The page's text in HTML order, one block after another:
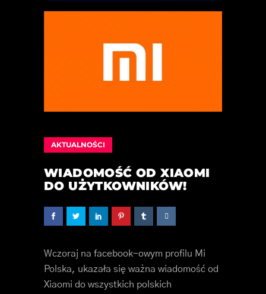
AKTUALNOŚCI
WIADOMOŚĆ OD XIAOMI
DO UŻYTKOWNIKÓW!
Wczoraj na facebook-owym profilu Mi
Polska, ukazała się ważna wiadomość od
Xiaomi do wszystkich polskich